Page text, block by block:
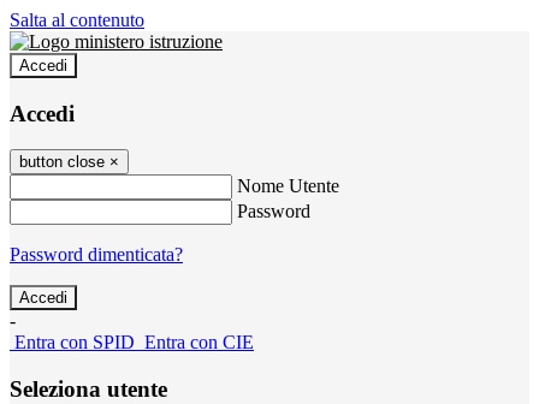
Salta al contenuto
Accedi
Accedi
button close ×
Nome Utente
Password
Password dimenticata?
-
Entra con SPID Entra con CIE
Seleziona utente